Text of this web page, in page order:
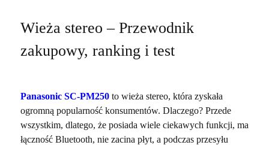
Wieża stereo – Przewodnik
zakupowy, ranking i test
Panasonic SC-PM250to wieża stereo, która zyskała
ogromną popularność konsumentów. Dlaczego? Przede
wszystkim, dlatego, że posiada wiele ciekawych funkcji, ma
łączność Bluetooth, nie zacina płyt, a podczas przesyłu